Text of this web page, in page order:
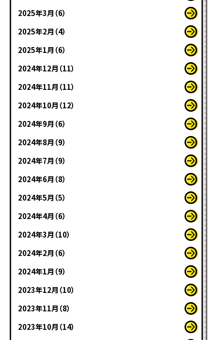
2025年3月（6）
2025年2月（4）
2025年1月（6）
2024年12月（11）
2024年11月（11）
2024年10月（12）
2024年9月（6）
2024年8月（9）
2024年7月（9）
2024年6月（8）
2024年5月（5）
2024年4月（6）
2024年3月（10）
2024年2月（6）
2024年1月（9）
2023年12月（10）
2023年11月（8）
2023年10月（14）